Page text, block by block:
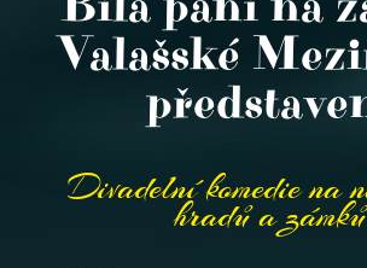
Valašské
Divadelní komedie na
hradů a zámků